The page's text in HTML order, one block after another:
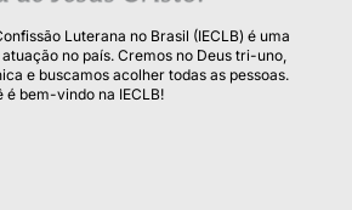
Luterana no Brasil (IECLB) é uma
no país. Cremos no Deus tri-uno,
e buscamos acolher todas as pessoas.
bem-vindo na IECLB!